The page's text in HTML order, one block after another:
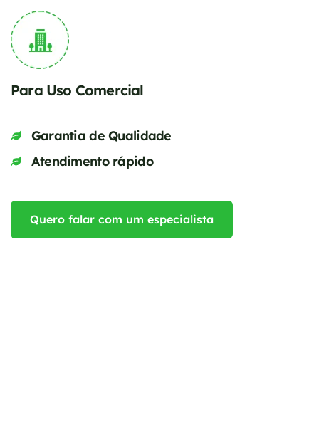
Para Uso Comercial
Garantia de Qualidade
Atendimento rápido
Quero falar com um especialista